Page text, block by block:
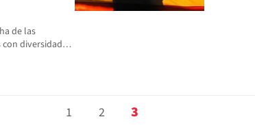
de las
con diversidad…
1 2 3